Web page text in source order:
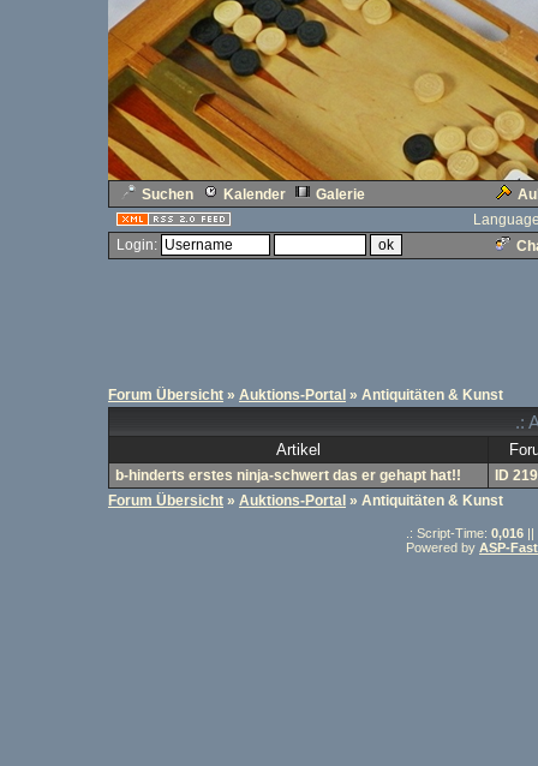
Suchen Kalender Galerie
Login:
Forum Übersicht » Auktions-Portal » Antiquitäten & Kunst
.:
Artikel
b-hinderts erstes ninja-schwert das er gehapt hat!!
ID
Forum Übersicht » Auktions-Portal » Antiquitäten & Kunst
.: Script-Time: 0,016 ||
Powered by ASP-